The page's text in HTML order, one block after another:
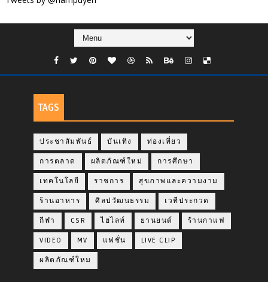
TAGS
ประชาสัมพันธ์ บันเทิง ท่องเที่ยว
การตลาด ผลิตภัณฑ์ใหม่ การศึกษา
เทคโนโลยี ราชการ สุขภาพและความงาม
ร้านอาหาร ศิลปวัฒนธรรม เวทีประกวด
กีฬา CSR ไฮไลท์ ยานยนต์ ร้านกาแฟ
VIDEO MV แฟชั่น LIVE CLIP
ผลิตภัณฑ์ใหม